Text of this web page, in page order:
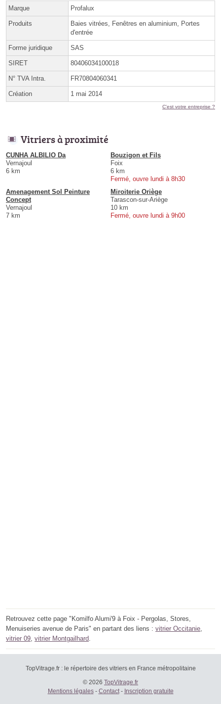
Marque Profalux
Produits
Baies vitrées, Fenêtres en aluminium, Portes
d'entrée
Forme juridique SAS
SIRET 80406034100018
N° TVA Intra. FR70804060341
Création 1 mai 2014
C'est votre entreprise ?
Vitriers à proximité
CUNHA ALBILIO Da
Vernajoul
6 km
Bouzigon et Fils
Foix
6 km
Fermé, ouvre lundi à 8h30
Amenagement Sol Peinture
Concept
Vernajoul
7 km
Miroiterie Oriège
Tarascon-sur-Ariège
10 km
Fermé, ouvre lundi à 9h00
Retrouvez cette page "Komilfo Alumi'9 à Foix - Pergolas, Stores,
Menuiseries avenue de Paris" en partant des liens : vitrier Occitanie
vitrier 09 vitrier Montgailhard
TopVitrage.fr : le répertoire des vitriers en France métropolitaine
© 2026 TopVitrage.fr
Mentions légales- Contact- Inscription gratuite